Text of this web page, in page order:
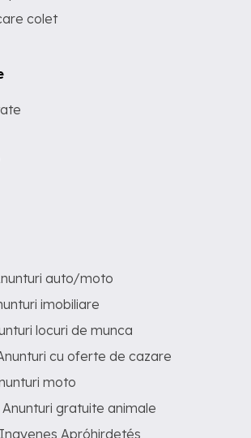
colet
auto/moto
imobiliare
locuri de munca
cu oferte de cazare
moto
Anunturi gratuite animale
Apróhirdetés